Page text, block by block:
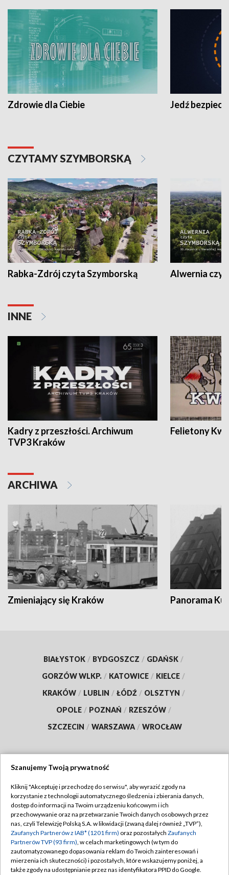
Zdrowie dla Ciebie Jedź
CZYTAMY SZYMBORSKĄ
Rabka-Zdrój czyta Szymborską Alwernia
INNE
Kadry z przeszłości. Archiwum
TVP3 Kraków
Felietony
ARCHIWA
Zmieniający się Kraków Panorama
BIAŁYSTOK / BYDGOSZCZ / GDAŃSK /
GORZÓW WLKP. / KATOWICE / KIELCE /
KRAKÓW / LUBLIN / ŁÓDŹ / OLSZTYN /
OPOLE / POZNAŃ / RZESZÓW /
SZCZECIN / WARSZAWA / WROCŁAW
TVP
Abonament TVP
Emisja w TVP
Centrum informacji TVP
Naziemna Telewizja Cyfrowa
Regulamin TVP
Polityka prywatności
Moje zgody
Pomoc
Szanujemy Twoją prywatność
Kliknij "Akceptuję i przechodzę do serwisu", aby wyrazić zgody na
korzystanie z technologii automatycznego śledzenia i zbierania danych,
dostęp do informacji na Twoim urządzeniu końcowym i ich
przechowywanie oraz na przetwarzanie Twoich danych osobowych przez
nas, czyli Telewizję Polską S.A. w likwidacji (zwaną dalej również „TVP”),
Zaufanych Partnerów z IAB* (1201 firm) oraz pozostałych Zaufanych
Partnerów TVP (93 firm), w celach marketingowych (w tym do
zautomatyzowanego dopasowania reklam do Twoich zainteresowań i
mierzenia ich skuteczności) i pozostałych, które wskazujemy poniżej, a
także zgody na udostępnianie przez nas identyfikatora PPID do Google.